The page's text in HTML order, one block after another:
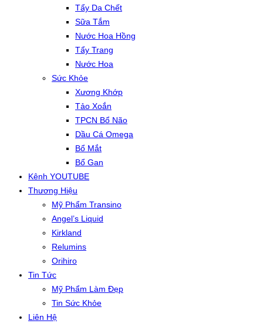
Tẩy Da Chết
Sữa Tắm
Nước Hoa Hồng
Tẩy Trang
Nước Hoa
Sức Khỏe
Xương Khớp
Tảo Xoắn
TPCN Bổ Não
Dầu Cá Omega
Bổ Mắt
Bổ Gan
Kênh YOUTUBE
Thương Hiệu
Mỹ Phẩm Transino
Angel’s Liquid
Kirkland
Relumins
Orihiro
Tin Tức
Mỹ Phẩm Làm Đẹp
Tin Sức Khỏe
Liên Hệ